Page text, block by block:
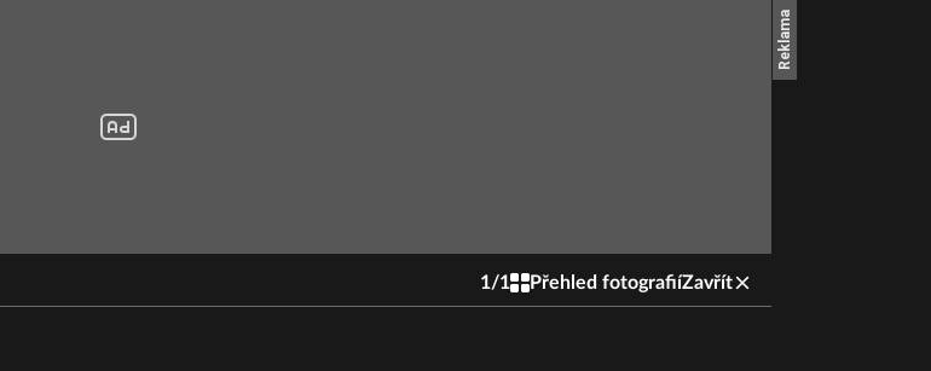
1/1 Přehled fotografiíZavřít